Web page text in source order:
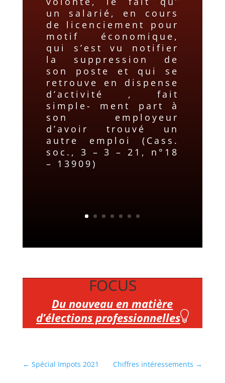
un salarié, en cours
de licenciement pour
motif économique,
qui s’est vu notifier
la suppression de
son poste et qui se
retrouve en dispense
d’activité , fait
simple- ment part à
son employeur
d’avoir trouvé un
autre emploi (Cass.
soc., 3 – 3 – 21, n°18
– 13909)
FOCUS
Du nouveau en matière
d’élections professionnelles
← Spécial Impots 2021 Chiffres intéressements →